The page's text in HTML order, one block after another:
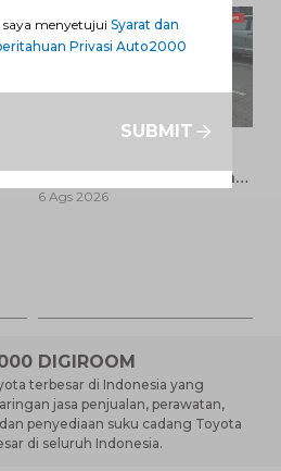
Pilihan Seimbang antara
Harga dan Fitur Modern
6 Ags 2026
DIGIROOM
terbesar di Indonesia yang
jasa penjualan, perawatan,
penyediaan suku cadang Toyota
di seluruh Indonesia.
menyetujui Syarat dan
Privasi Auto2000
SUBMIT